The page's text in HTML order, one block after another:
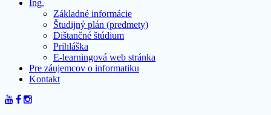
Ing.
Základné informácie
Študijný plán (predmety)
Dištančné štúdium
Prihláška
E-learningová web stránka
Pre záujemcov o informatiku
Kontakt